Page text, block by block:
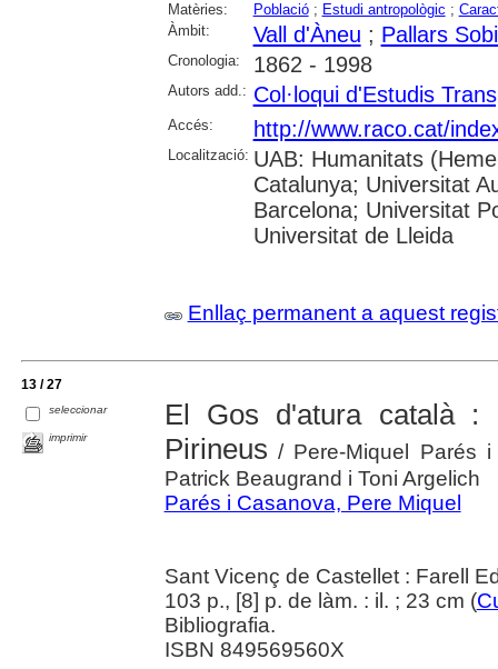
Matèries: Població; Estudi antropològic ;
Àmbit:
Vall d'Àneu ; Pallars
Cronologia: 1862 - 1998
Autors add.: Col·loqui d'Estudis
Accés: http://www.raco.cat/
Localització: UAB: Humanitats
Catalunya; Universitat
Barcelona; Universitat
Universitat de Lleida
Enllaç permanent a aquest
13 / 27
seleccionar
imprimir
El Gos d'atura català
Pirineus / Pere-Miquel Parés
Patrick Beaugrand i Toni Argelich
Parés i Casanova, Pere Miquel
Sant Vicenç de Castellet : Farell
103 p., [8] p. de làm. : il. ; 23 cm (
Bibliografia.
ISBN 849569560X